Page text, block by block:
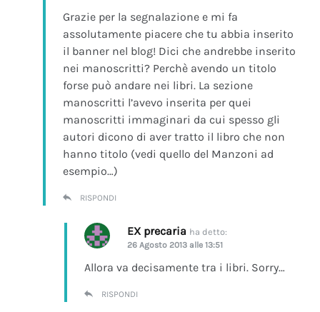
Grazie per la segnalazione e mi fa
assolutamente piacere che tu abbia inserito
il banner nel blog! Dici che andrebbe inserito
nei manoscritti? Perchè avendo un titolo
forse può andare nei libri. La sezione
manoscritti l’avevo inserita per quei
manoscritti immaginari da cui spesso gli
autori dicono di aver tratto il libro che non
hanno titolo (vedi quello del Manzoni ad
esempio…)
RISPONDI
EX precaria ha detto:
26 Agosto 2013 alle 13:51
Allora va decisamente tra i libri. Sorry…
RISPONDI